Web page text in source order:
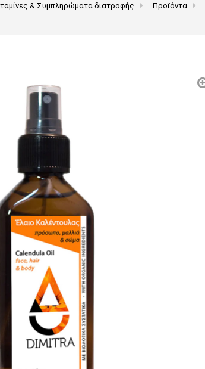
& Συμπληρώματα διατροφής Προϊόντα